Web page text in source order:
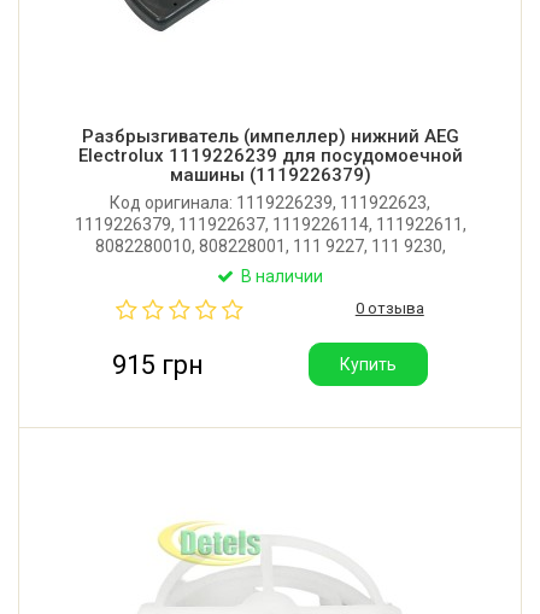
Разбрызгиватель (импеллер) нижний AEG
Electrolux 1119226239 для посудомоечной
машины (1119226379)
Код оригинала: 1119226239, 111922623,
1119226379, 111922637, 1119226114, 111922611,
8082280010, 808228001, 111 9227, 111 9230,
1119226627. Оригинальный нижний
Electrolux, Husqvarna. Производитель: Италия.
В наличии
0 отзыва
915 грн Купить